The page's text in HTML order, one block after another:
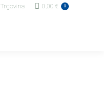
Trgovina 0,00 € 0